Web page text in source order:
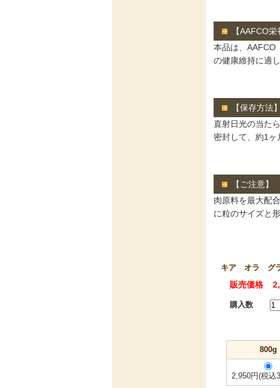
【AAFCO栄
本品は、AAFCO
の健康維持に適
【保存方法】
直射日光の当た
密封して、約1ヶ
【ご注意】
肉原料を最大配
に粒のサイズと
キア オラ グラ
販売価格
購入数
800g
2,950円(税込